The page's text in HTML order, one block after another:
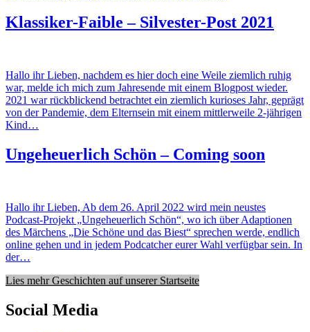
Klassiker-Faible – Silvester-Post 2021
Hallo ihr Lieben, nachdem es hier doch eine Weile ziemlich ruhig
war, melde ich mich zum Jahresende mit einem Blogpost wieder.
2021 war rückblickend betrachtet ein ziemlich kurioses Jahr, geprägt
von der Pandemie, dem Elternsein mit einem mittlerweile 2-jährigen
Kind…
Ungeheuerlich Schön – Coming soon
Hallo ihr Lieben, Ab dem 26. April 2022 wird mein neustes
Podcast-Projekt „Ungeheuerlich Schön“, wo ich über Adaptionen
des Märchens „Die Schöne und das Biest“ sprechen werde, endlich
online gehen und in jedem Podcatcher eurer Wahl verfügbar sein. In
der…
Lies mehr Geschichten auf unserer Startseite
Social Media